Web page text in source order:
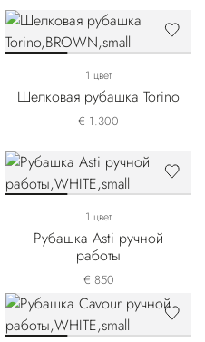
1 цвет
Шелковая рубашка Torino
€ 1.300
1 цвет
Рубашка Asti ручной
работы
€ 850